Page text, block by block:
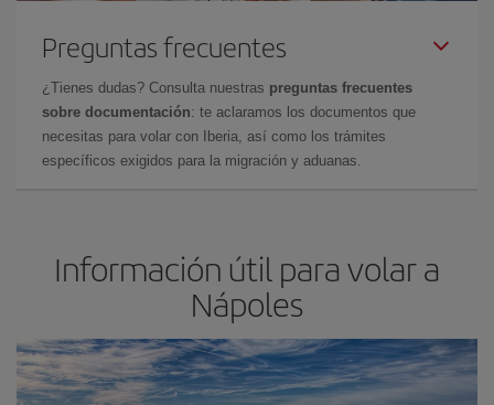
Preguntas frecuentes
¿Tienes dudas? Consulta nuestras preguntas frecuentes
sobre documentación: te aclaramos los documentos que
necesitas para volar con Iberia, así como los trámites
específicos exigidos para la migración y aduanas.
Información útil para volar a
Nápoles